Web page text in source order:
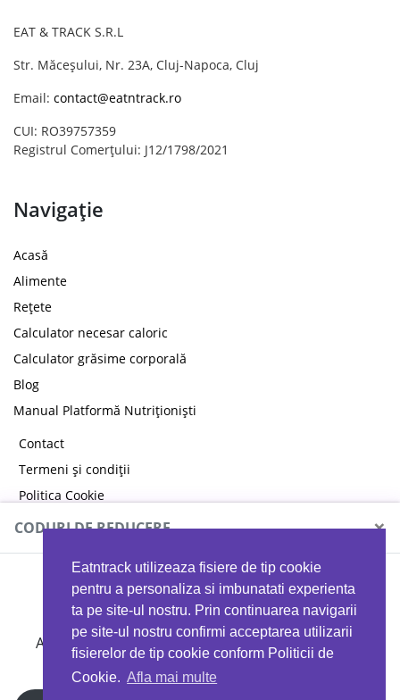
Eatntrack utilizeaza fisiere de tip cookie
pentru a personaliza si imbunatati experienta
ta pe site-ul nostru. Prin continuarea navigarii
pe site-ul nostru confirmi acceptarea utilizarii
fisierelor de tip cookie conform Politicii de
Cookie. Afla mai multe
EAT & TRACK S.R.L
Str. Măceșului, Nr. 23A, Cluj-Napoca, Cluj
Email: contact@eatntrack.ro
CUI: RO39757359
Registrul Comerțului: J12/1798/2021
Navigație
Acasă
Alimente
Rețete
Calculator necesar caloric
Calculator grăsime corporală
Blog
Manual Platformă Nutriționiști
Contact
Termeni și condiții
Politica Cookie
Politica de confidențialitate
CODURI DE REDUCERE ×
MYPROTEIN
Ai 40%reducere la orice comandă folosind codul
EATTRACK